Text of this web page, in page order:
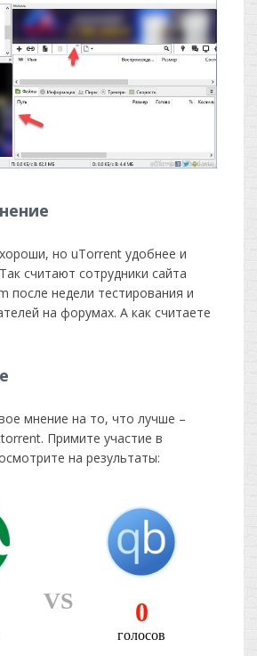
но uTorrent удобнее и
считают сотрудники сайта
после недели тестирования и
на форумах. А как считаете
мнение на то, что лучше –
Примите участие в
на результаты: